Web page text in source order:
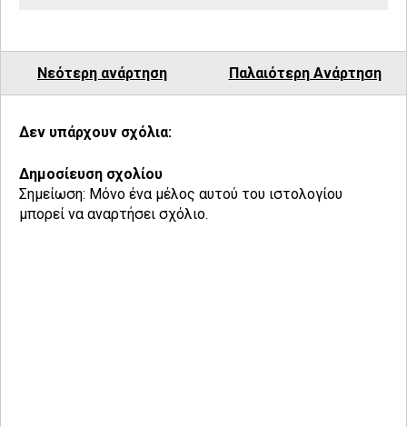
Νεότερη ανάρτηση Παλαιότερη Ανάρτηση
Δεν υπάρχουν σχόλια:
Δημοσίευση σχολίου
Σημείωση: Μόνο ένα μέλος αυτού του ιστολογίου
μπορεί να αναρτήσει σχόλιο.